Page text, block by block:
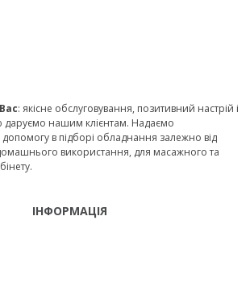
: якісне обслуговування, позитивний настрій і
даруємо нашим клієнтам. Надаємо
допомогу в підборі обладнання залежно від
використання, для масажного та
ІНФОРМАЦІЯ